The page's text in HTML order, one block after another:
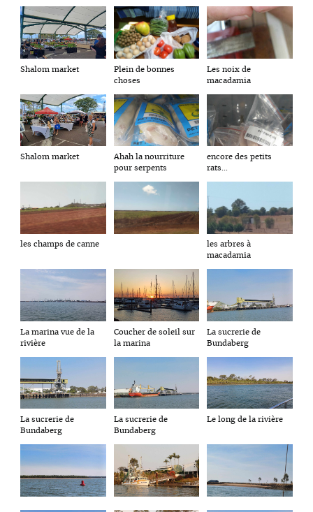
Shalom market
Plein de bonnes
choses
Les noix de
macadamia
Shalom market
Ahah la nourriture
pour serpents
encore des petits
rats...
les champs de canne
les arbres à
macadamia
La marina vue de la
rivière
Coucher de soleil sur
la marina
La sucrerie de
Bundaberg
La sucrerie de
Bundaberg
La sucrerie de
Bundaberg
Le long de la rivière